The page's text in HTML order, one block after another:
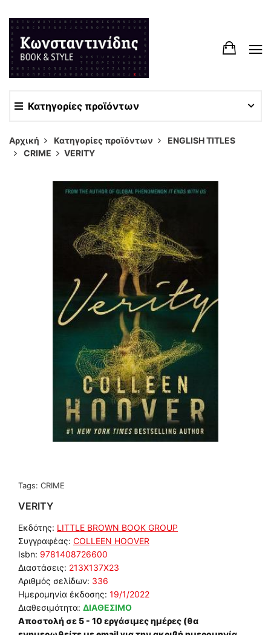
Κατηγορίες προϊόντων
Αρχική Κατηγορίες προϊόντων
ENGLISH TITLES
CRIME
VERITY
Tags: CRIME
VERITY
Εκδότης: LITTLE BROWN BOOK GROUP
Συγγραφέας: COLLEEN HOOVER
Isbn: 9781408726600
Διαστάσεις: 213Χ137Χ23
Αριθμός σελίδων: 336
Ημερομηνία έκδοσης: 19/1/2022
Διαθεσιμότητα: ΔΙΑΘΕΣΙΜΟ
Αποστολή σε 5 - 10 εργάσιμες ημέρες (θα